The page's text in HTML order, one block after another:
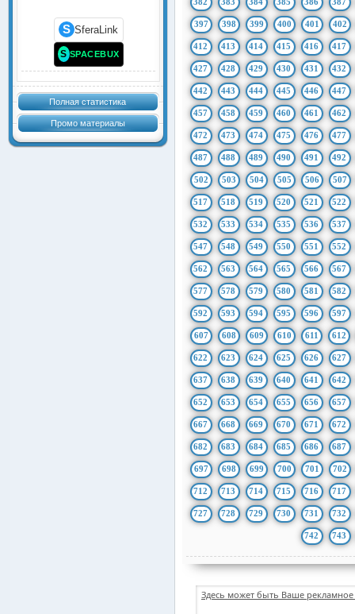
S SferaLink
S SPACEBUX
Полная статистика
Промо материалы
397 398 399 400 401 402
412 413 414 415 416 417
427 428 429 430 431 432
442 443 444 445 446 447
457 458 459 460 461 462
472 473 474 475 476 477
487 488 489 490 491 492
502 503 504 505 506 507
517 518 519 520 521 522
532 533 534 535 536 537
547 548 549 550 551 552
562 563 564 565 566 567
577 578 579 580 581 582
592 593 594 595 596 597
607 608 609 610 611 612
622 623 624 625 626 627
637 638 639 640 641 642
652 653 654 655 656 657
667 668 669 670 671 672
682 683 684 685 686 687
697 698 699 700 701 702
712 713 714 715 716 717
727 728 729 730 731 732
742 743
Здесь может быть Ваше